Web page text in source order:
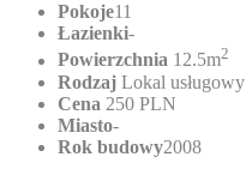
Pokoje11
Łazienki-
Powierzchnia 12.5m2
Rodzaj Lokal usługowy
Cena 250 PLN
Miasto-
Rok budowy2008